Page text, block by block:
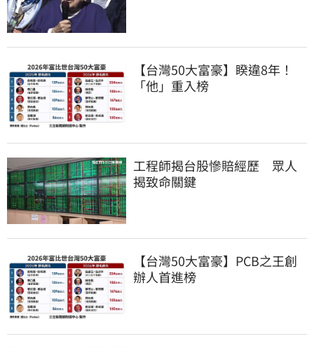
【台灣50大富豪】睽違8年！
「他」重入榜
工程師揭台股慘賠經歷　眾人
揭致命關鍵
【台灣50大富豪】PCB之王創
辦人首進榜